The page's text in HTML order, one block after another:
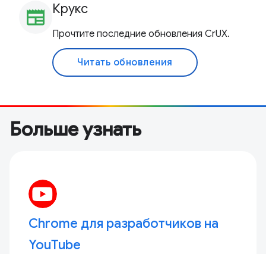
newspaper Крукс
Прочтите последние обновления CrUX.
Читать обновления
Больше узнать
Chrome для разработчиков на
YouTube